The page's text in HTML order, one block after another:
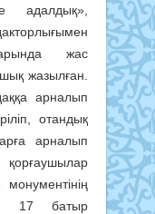
адалдық»,
жас
жазылған.
арналып
отандық
арналып
17 батыр